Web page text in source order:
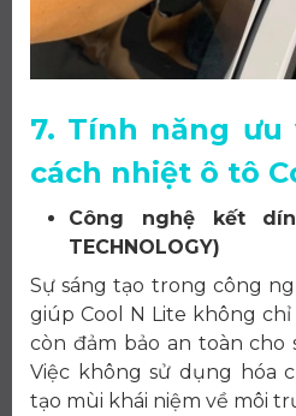
7. Tính năng ưu
cách nhiệt ô tô
Công nghệ kết
TECHNOLOGY)
Sự sáng tạo trong công
giúp Cool N Lite không
còn đảm bảo an toàn cho
Việc không sử dụng hóa
tạo mùi khái niệm về môi